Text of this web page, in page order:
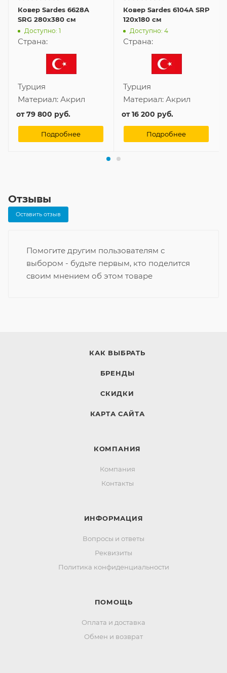
Ковер Sardes 6628A
SRG 280x380 см
Доступно: 1
Страна:
Турция
Материал: Акрил
от79 800 руб.
Подробнее
Ковер Sardes 6104A SRP
120x180 см
Доступно: 4
Страна:
Турция
Материал: Акрил
от16 200 руб.
Подробнее
Отзывы
Оставить отзыв
Помогите другим пользователям с
выбором - будьте первым, кто поделится
своим мнением об этом товаре
КАК ВЫБРАТЬ
БРЕНДЫ
СКИДКИ
КАРТА САЙТА
КОМПАНИЯ
Компания
Контакты
ИНФОРМАЦИЯ
Вопросы и ответы
Реквизиты
Политика конфиденциальности
ПОМОЩЬ
Оплата и доставка
Обмен и возврат